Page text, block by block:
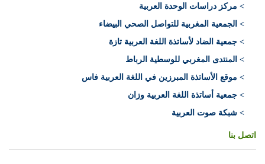
> مركز دراسات الوحدة العربية
> الجمعية المغربية للتواصل الصحي البيضاء
> جمعية الضاد لأساتذة اللغة العربية تازة
> المنتدى المغربي للوسطية الرباط
> موقع الأساتذة المبرزين في اللغة العربية فاس
> جمعية أساتذة اللغة العربية وزان
> شبكة صوت العربية
اتصل بنا